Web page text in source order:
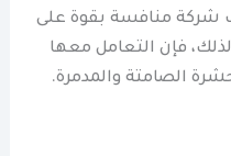
منافسة بقوة على
فإن التعامل معها
الصامتة والمدمرة.